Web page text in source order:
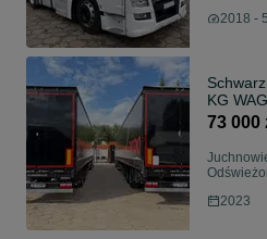
149 km
2018 -
KG
INTRAX
SZTUKI !! PODNOSZONY
73 000
2023